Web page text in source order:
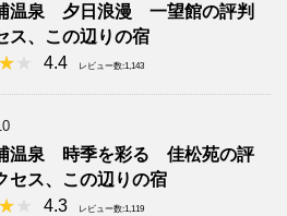
温泉 夕日浪漫 一望館の評判
ス、この辺りの宿
4.4
レビュー数:1,143
温泉 時季を彩る 佳松苑の評
セス、この辺りの宿
4.3
レビュー数:1,119